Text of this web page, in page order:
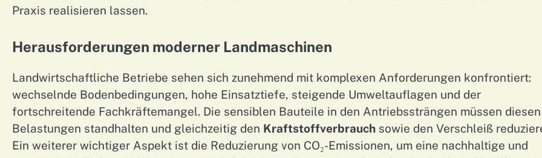
Praxis realisieren lassen.
Herausforderungen moderner Landmaschinen
Landwirtschaftliche Betriebe sehen sich zunehmend mit komplexen Anforderungen konfrontiert:
wechselnde Bodenbedingungen, hohe Einsatztiefe, steigende Umweltauflagen und der
fortschreitende Fachkräftemangel. Die sensiblen Bauteile in den Antriebssträngen müssen diesen
Belastungen standhalten und gleichzeitig den Kraftstoffverbrauch sowie den Verschleiß
Ein weiterer wichtiger Aspekt ist die Reduzierung von CO₂-Emissionen, um eine nachhaltige und